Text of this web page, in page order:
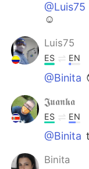
Português
@Luis75
☺
Luis75
ES EN
@Binita
𝕵𝖚𝖆𝖓𝖐𝖆
ES EN
@Binita
Binita